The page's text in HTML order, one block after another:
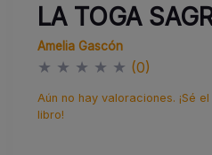
LA TOGA
Amelia Gascón
★ ★ ★ ★ ★ (0)
Aún no hay valoraciones. ¡Sé
libro!